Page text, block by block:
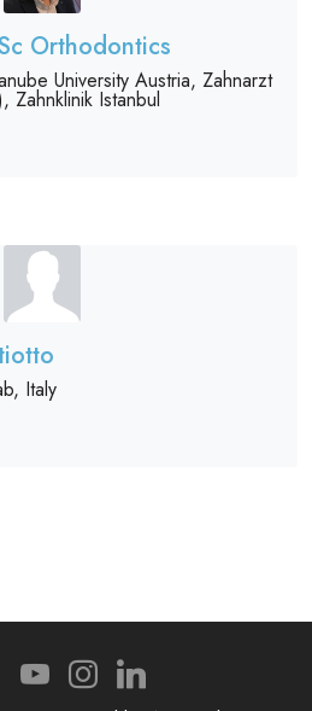
Orthodontics
University Austria, Zahnarzt
Zahnklinik Istanbul
Italy